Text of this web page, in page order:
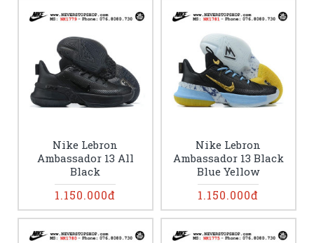
Nike Lebron
Ambassador 13 All
Black
1.150.000đ
Nike Lebron
Ambassador 13 Black
Blue Yellow
1.150.000đ